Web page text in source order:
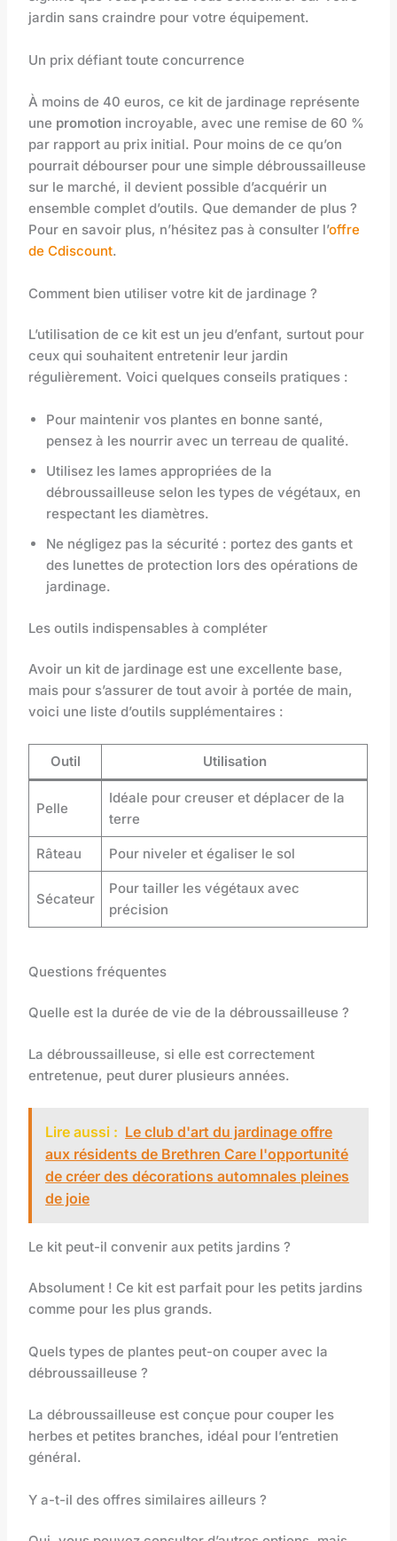
jardin sans craindre pour votre équipement.
Un prix défiant toute concurrence
À moins de 40 euros, ce kit de jardinage représente
une promotion incroyable, avec une remise de 60 %
par rapport au prix initial. Pour moins de ce qu’on
pourrait débourser pour une simple débroussailleuse
sur le marché, il devient possible d’acquérir un
ensemble complet d’outils. Que demander de plus ?
Pour en savoir plus, n’hésitez pas à consulter l’offre
de Cdiscount.
Comment bien utiliser votre kit de jardinage ?
L’utilisation de ce kit est un jeu d’enfant, surtout pour
ceux qui souhaitent entretenir leur jardin
régulièrement. Voici quelques conseils pratiques :
Pour maintenir vos plantes en bonne santé,
pensez à les nourrir avec un terreau de qualité.
Utilisez les lames appropriées de la
débroussailleuse selon les types de végétaux, en
respectant les diamètres.
Ne négligez pas la sécurité : portez des gants et
des lunettes de protection lors des opérations de
jardinage.
Les outils indispensables à compléter
Avoir un kit de jardinage est une excellente base,
mais pour s’assurer de tout avoir à portée de main,
voici une liste d’outils supplémentaires :
Outil Utilisation
Pelle
Idéale pour creuser et déplacer de la
terre
Râteau Pour niveler et égaliser le sol
Sécateur
Pour tailler les végétaux avec
précision
Questions fréquentes
Quelle est la durée de vie de la débroussailleuse ?
La débroussailleuse, si elle est correctement
entretenue, peut durer plusieurs années.
Lire aussi : Le club d'art du jardinage offre
aux résidents de Brethren Care l'opportunité
de créer des décorations automnales pleines
de joie
Le kit peut-il convenir aux petits jardins ?
Absolument ! Ce kit est parfait pour les petits jardins
comme pour les plus grands.
Quels types de plantes peut-on couper avec la
débroussailleuse ?
La débroussailleuse est conçue pour couper les
herbes et petites branches, idéal pour l’entretien
général.
Y a-t-il des offres similaires ailleurs ?